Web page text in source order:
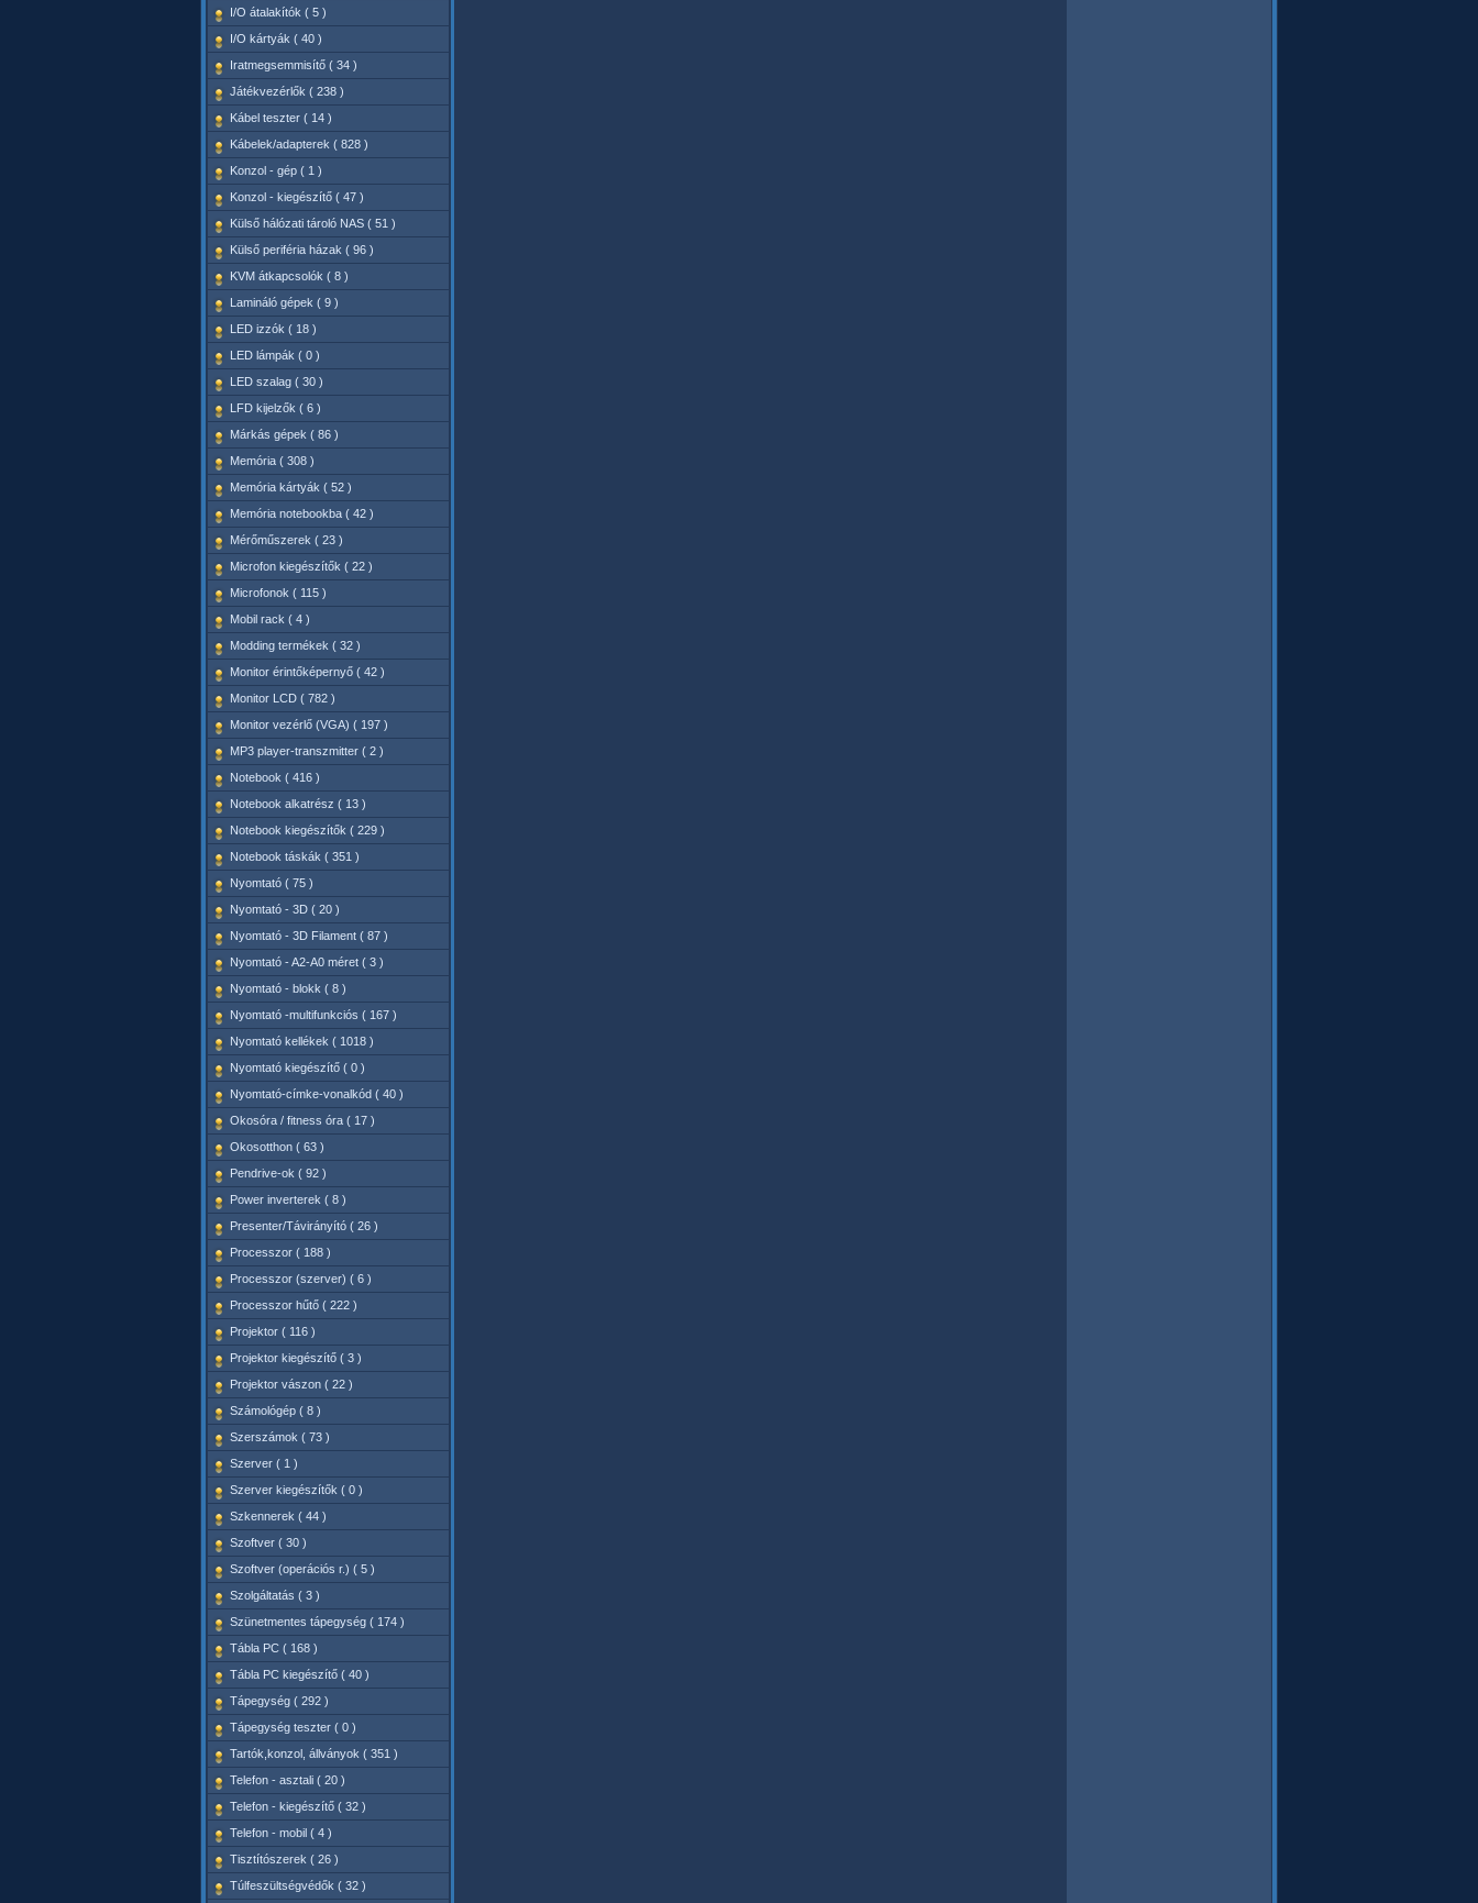
I/O átalakítók ( 5 )
I/O kártyák ( 40 )
Iratmegsemmisítő ( 34 )
Játékvezérlők ( 238 )
Kábel teszter ( 14 )
Kábelek/adapterek ( 828 )
Konzol - gép ( 1 )
Konzol - kiegészítő ( 47 )
Külső hálózati tároló NAS ( 51 )
Külső periféria házak ( 96 )
KVM átkapcsolók ( 8 )
Lamináló gépek ( 9 )
LED izzók ( 18 )
LED lámpák ( 0 )
LED szalag ( 30 )
LFD kijelzők ( 6 )
Márkás gépek ( 86 )
Memória ( 308 )
Memória kártyák ( 52 )
Memória notebookba ( 42 )
Mérőműszerek ( 23 )
Microfon kiegészítők ( 22 )
Microfonok ( 115 )
Mobil rack ( 4 )
Modding termékek ( 32 )
Monitor érintőképernyő ( 42 )
Monitor LCD ( 782 )
Monitor vezérlő (VGA) ( 197 )
MP3 player-transzmitter ( 2 )
Notebook ( 416 )
Notebook alkatrész ( 13 )
Notebook kiegészítők ( 229 )
Notebook táskák ( 351 )
Nyomtató ( 75 )
Nyomtató - 3D ( 20 )
Nyomtató - 3D Filament ( 87 )
Nyomtató - A2-A0 méret ( 3 )
Nyomtató - blokk ( 8 )
Nyomtató -multifunkciós ( 167 )
Nyomtató kellékek ( 1018 )
Nyomtató kiegészítő ( 0 )
Nyomtató-címke-vonalkód ( 40 )
Okosóra / fitness óra ( 17 )
Okosotthon ( 63 )
Pendrive-ok ( 92 )
Power inverterek ( 8 )
Presenter/Távirányító ( 26 )
Processzor ( 188 )
Processzor (szerver) ( 6 )
Processzor hűtő ( 222 )
Projektor ( 116 )
Projektor kiegészítő ( 3 )
Projektor vászon ( 22 )
Számológép ( 8 )
Szerszámok ( 73 )
Szerver ( 1 )
Szerver kiegészítők ( 0 )
Szkennerek ( 44 )
Szoftver ( 30 )
Szoftver (operációs r.) ( 5 )
Szolgáltatás ( 3 )
Szünetmentes tápegység ( 174 )
Tábla PC ( 168 )
Tábla PC kiegészítő ( 40 )
Tápegység ( 292 )
Tápegység teszter ( 0 )
Tartók,konzol, állványok ( 351 )
Telefon - asztali ( 20 )
Telefon - kiegészítő ( 32 )
Telefon - mobil ( 4 )
Tisztítószerek ( 26 )
Túlfeszültségvédők ( 32 )